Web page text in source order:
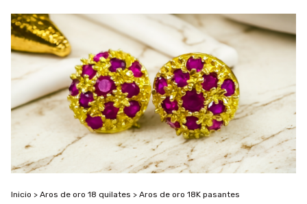
Inicio > Aros de oro 18 quilates > Aros de oro 18K pasantes